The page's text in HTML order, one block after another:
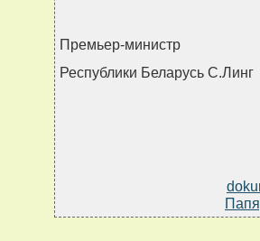
Премьер-министр
Республики Беларусь С.Линг